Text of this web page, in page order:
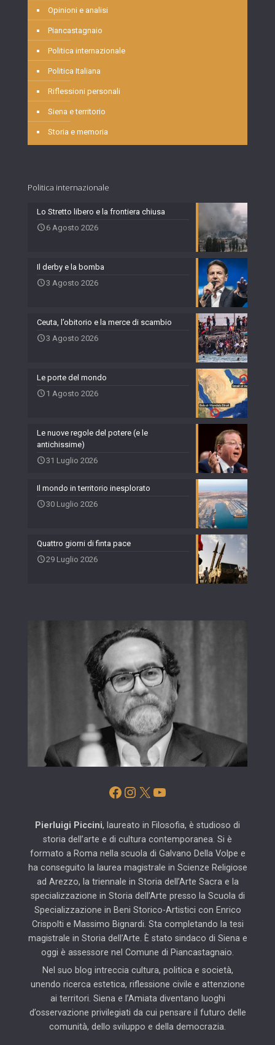
Opinioni e analisi
Piancastagnaio
Politica internazionale
Politica Italiana
Riflessioni personali
Siena e territorio
Storia e memoria
Politica internazionale
Lo Stretto libero e la frontiera chiusa
6 Agosto 2026
Il derby e la bomba
3 Agosto 2026
Ceuta, l’obitorio e la merce di scambio
3 Agosto 2026
Le porte del mondo
1 Agosto 2026
Le nuove regole del potere (e le
antichissime)
31 Luglio 2026
Il mondo in territorio inesplorato
30 Luglio 2026
Quattro giorni di finta pace
29 Luglio 2026
Facebook
Instagram
X YouTube
Pierluigi Piccini, laureato in Filosofia, è studioso di
storia dell’arte e di cultura contemporanea. Si è
formato a Roma nella scuola di Galvano Della Volpe e
ha conseguito la laurea magistrale in Scienze Religiose
ad Arezzo, la triennale in Storia dell’Arte Sacra e la
specializzazione in Storia dell’Arte presso la Scuola di
Specializzazione in Beni Storico-Artistici con Enrico
Crispolti e Massimo Bignardi. Sta completando la tesi
magistrale in Storia dell’Arte. È stato sindaco di Siena e
oggi è assessore nel Comune di Piancastagnaio.
Nel suo blog intreccia cultura, politica e società,
unendo ricerca estetica, riflessione civile e attenzione
ai territori. Siena e l’Amiata diventano luoghi
d’osservazione privilegiati da cui pensare il futuro delle
comunità, dello sviluppo e della democrazia.